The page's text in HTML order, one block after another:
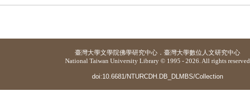
臺灣大學文學院佛學研究中心 ． 臺灣大學數位人文研究中心
National Taiwan University Library © 1995 - 2026. All rights reserved
doi:10.6681/NTURCDH.DB_DLMBS/Collection